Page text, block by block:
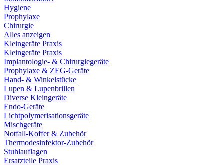
Hygiene
Prophylaxe
Chirurgie
Alles anzeigen
Kleingeräte Praxis
Kleingeräte Praxis
Implantologie- & Chirurgiegeräte
Prophylaxe & ZEG-Geräte
Hand- & Winkelstücke
Lupen & Lupenbrillen
Diverse Kleingeräte
Endo-Geräte
Lichtpolymerisationsgeräte
Mischgeräte
Notfall-Koffer & Zubehör
Thermodesinfektor-Zubehör
Stuhlauflagen
Ersatzteile Praxis